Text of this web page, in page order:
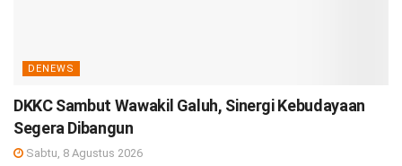
DENEWS
DKKC Sambut Wawakil Galuh, Sinergi Kebudayaan
Segera Dibangun
Sabtu, 8 Agustus 2026